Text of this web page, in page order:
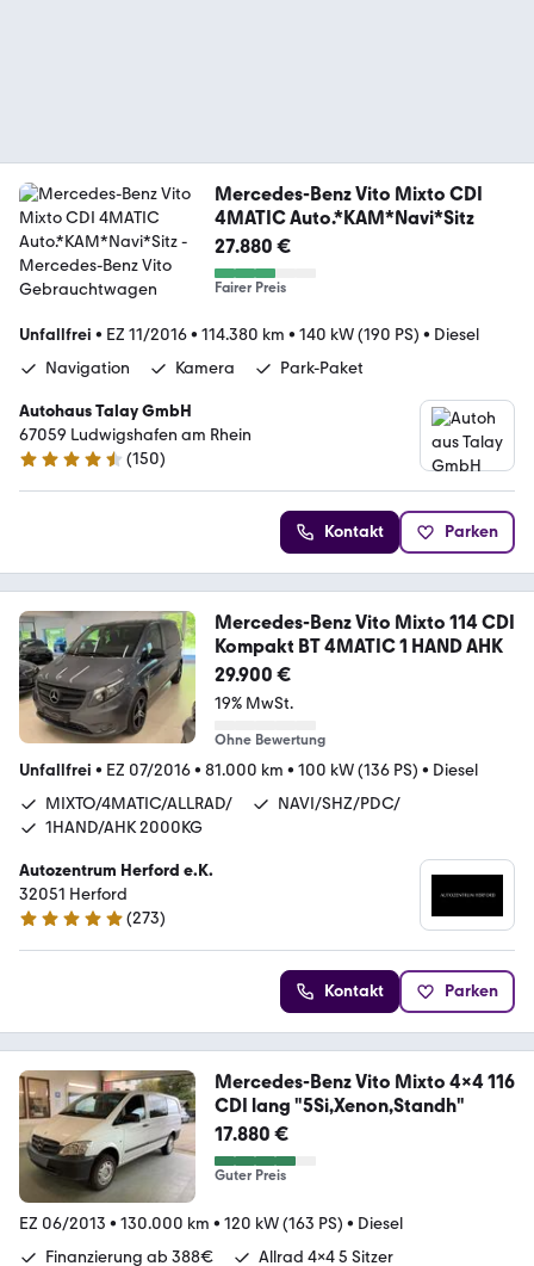
Mercedes-Benz Vito Mixto CDI
4MATIC Auto.*KAM*Navi*Sitz
27.880 €
Fairer Preis
Unfallfrei • EZ 11/2016• 114.380 km • 140 kW (190 PS) • Diesel
Navigation
Kamera Park-Paket
Autohaus Talay GmbH
67059 Ludwigshafen am Rhein
4.6 Sterne
(150)
Kontakt Parken
Mercedes-Benz Vito Mixto 114 CDI
Kompakt BT 4MATIC 1 HAND AHK
29.900 €
19% MwSt.
Ohne Bewertung
Unfallfrei • EZ 07/2016• 81.000 km • 100 kW (136 PS) • Diesel
MIXTO/4MATIC/ALLRAD/
NAVI/SHZ/PDC/
1HAND/AHK 2000KG
Autozentrum Herford e.K.
32051 Herford
4.9 Sterne
(273)
Kontakt Parken
Mercedes-Benz Vito Mixto 4x4 116
CDI lang "5Si,Xenon,Standh"
17.880 €
Guter Preis
EZ 06/2013 • 130.000 km • 120 kW (163 PS) • Diesel
Finanzierung ab 388€
Allrad 4x4 5 Sitzer